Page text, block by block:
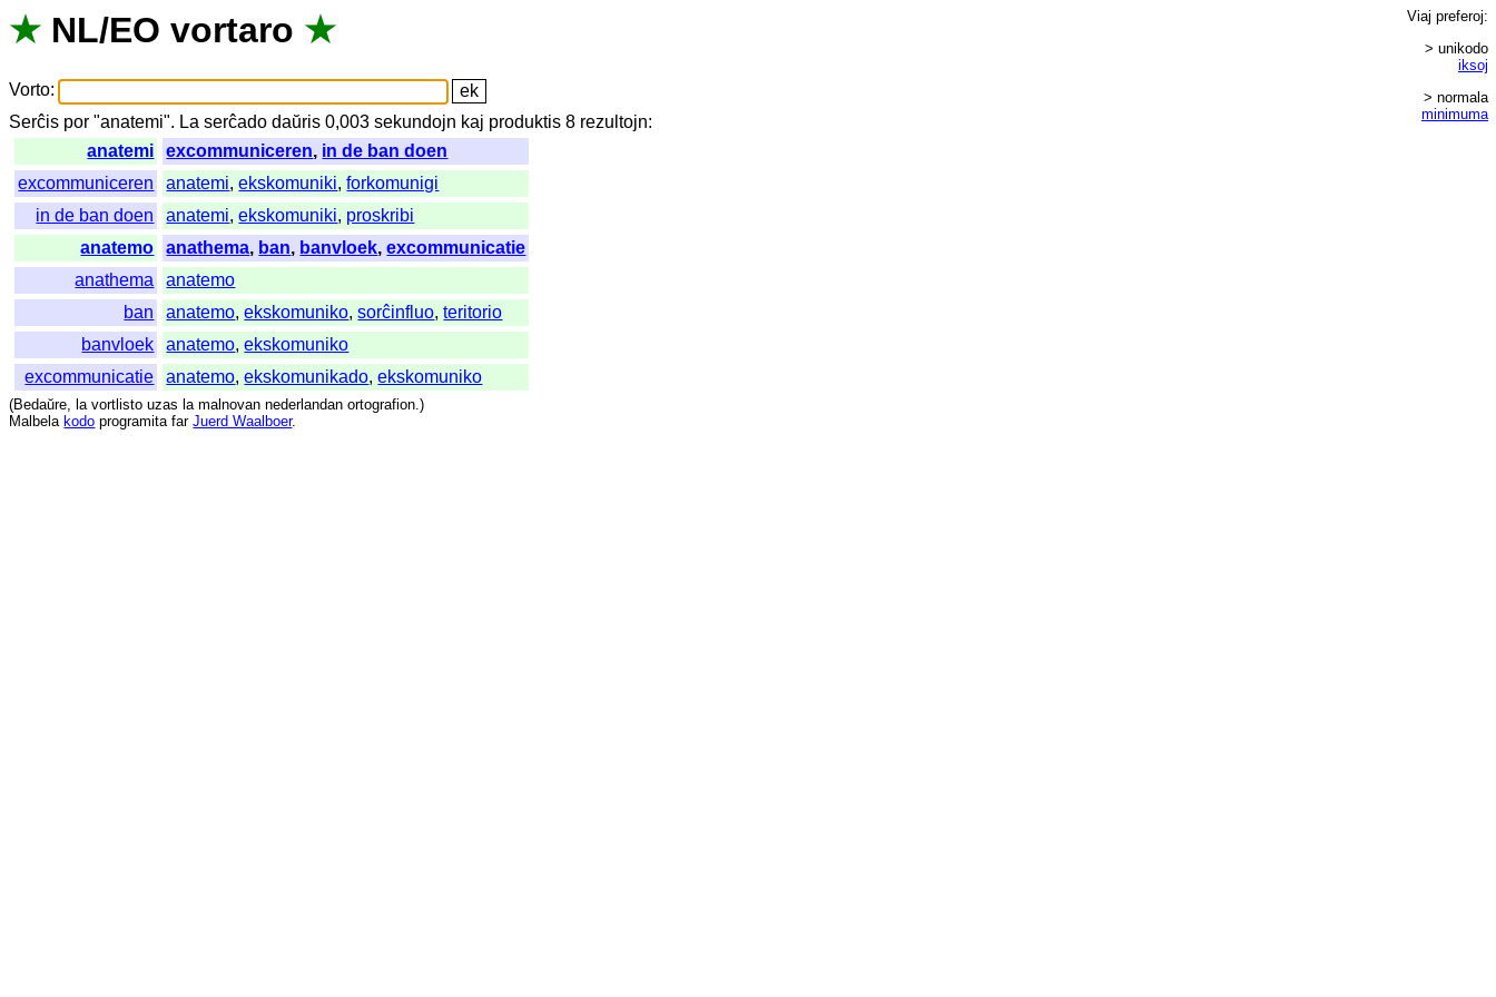
★ NL/EO vortaro ★
Vorto:
Serĉis por "anatemi". La serĉado daŭris 0,003sekundojn kaj produktis 8 rezultojn:
anatemi
excommuniceren, in de ban doen
excommuniceren
anatemi,ekskomuniki,forkomunigi
in de ban doen
anatemi,ekskomuniki, proskribi
anatemo
anathema, ban, banvloek,excommunicatie
anathema
anatemo
ban
anatemo,ekskomuniko,sorĉinfluo,teritorio
banvloek
anatemo,ekskomuniko
excommunicatie
anatemo,ekskomunikado,ekskomuniko
Viaj preferoj:
> unikodo
iksoj
> normala
minimuma
(Bedaŭre, la vortlisto uzas la malnovan nederlandan ortografion.)
Malbela kodo programita far Juerd Waalboer.